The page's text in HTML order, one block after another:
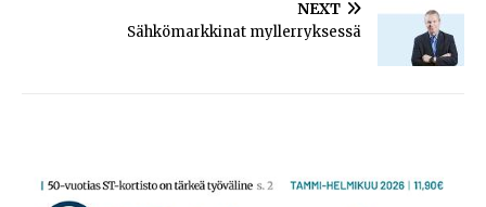
NEXT
Sähkömarkkinat myllerryksessä